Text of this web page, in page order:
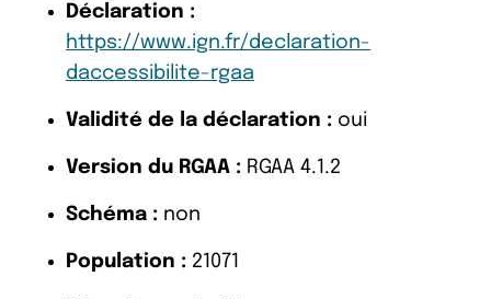
Déclaration :
https://www.ign.fr/declaration-
daccessibilite-rgaa
Validité de la déclaration : oui
Version du RGAA : RGAA 4.1.2
Schéma : non
Population : 21071